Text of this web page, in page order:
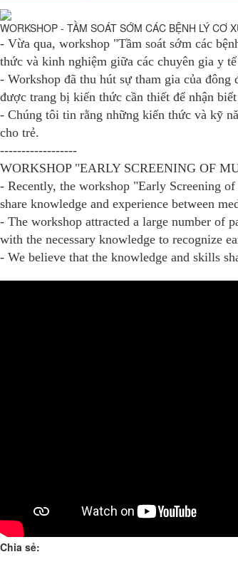
WORKSHOP - TẦM SOÁT SỚM CÁC BỆNH LÝ CƠ
- Vừa qua, workshop "Tầm soát sớm các
thức và kinh nghiệm giữa các chuyên gia y
- Workshop đã thu hút sự tham gia của
được trang bị kiến thức cần thiết để nhận
- Chúng tôi tin rằng những kiến thức và kỹ
cho trẻ.
------------------
WORKSHOP "EARLY SCREENING OF
- Recently, the workshop "Early Screening
share knowledge and experience between
- The workshop attracted a large number of
with the necessary knowledge to recognize
- We believe that the knowledge and skills
Chia sẻ: